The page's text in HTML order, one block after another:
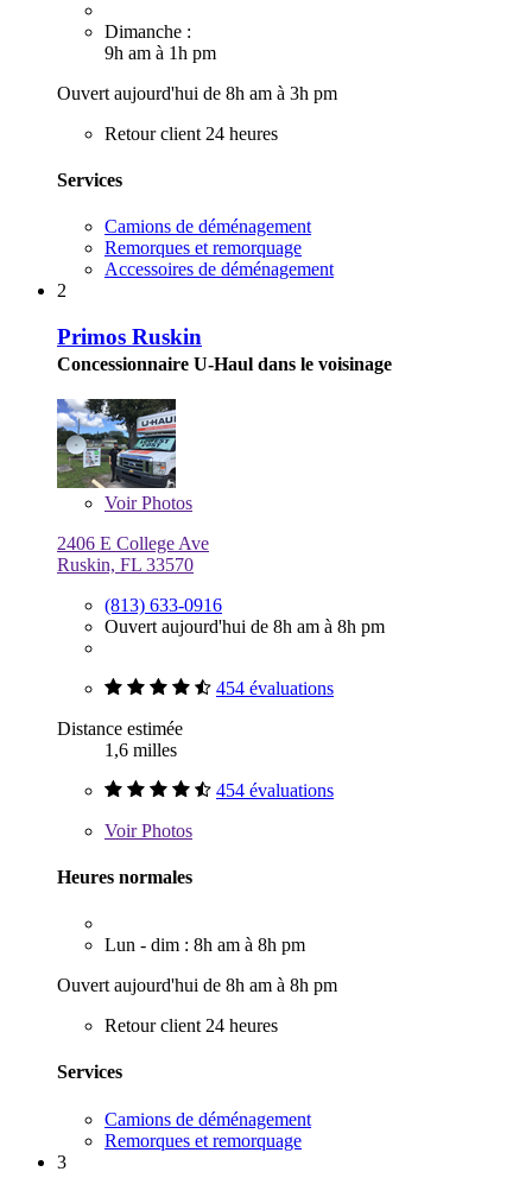
Dimanche :
9h am à 1h pm
Ouvert aujourd'hui de 8h am à 3h pm
Retour client 24 heures
Services
Camions de déménagement
Remorques et remorquage
Accessoires de déménagement
2
Primos Ruskin
Concessionnaire U-Haul dans le voisinage
VoirPhotos
2406 E College Ave
Ruskin, FL 33570
(813) 633-0916
Ouvert aujourd'hui de 8h am à 8h pm
454 évaluations
Distance estimée
1,6 milles
454 évaluations
VoirPhotos
Heures normales
Lun - dim : 8h am à 8h pm
Ouvert aujourd'hui de 8h am à 8h pm
Retour client 24 heures
Services
Camions de déménagement
Remorques et remorquage
3